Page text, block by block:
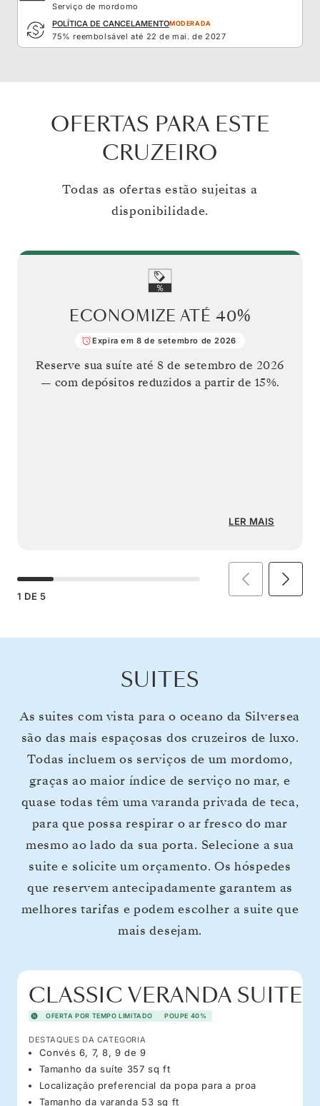
Serviço de mordomo
POLÍTICA DE CANCELAMENTOMODERADA
75% reembolsável até 22 de mai. de 2027
OFERTAS PARA ESTE
CRUZEIRO
Todas as ofertas estão sujeitas a
disponibilidade.
ECONOMIZE ATÉ 40%
Expira em 8 de setembro de 2026
Reserve sua suíte até8 de setembro de 2026
— com depósitos reduzidos a partir de 15%.
LER MAIS
1 DE 5
SUITES
As suites com vista para o oceano da Silversea
são das mais espaçosas dos cruzeiros de luxo.
Todas incluem os serviços de um mordomo,
graças ao maior índice de serviço no mar, e
quase todas têm uma varanda privada de teca,
para que possa respirar o ar fresco do mar
mesmo ao lado da sua porta. Selecione a sua
suite e solicite um orçamento. Os hóspedes
que reservem antecipadamente garantem as
melhores tarifas e podem escolher a suite que
mais desejam.
CLASSIC VERANDA SUITE
OFERTA POR TEMPO LIMITADO POUPE 40%
DESTAQUES DA CATEGORIA
Convés 6, 7, 8, 9 de 9
Tamanho da suíte 357 sq ft
Localização preferencial da popa para a proa
Tamanho da varanda 53 sq ft